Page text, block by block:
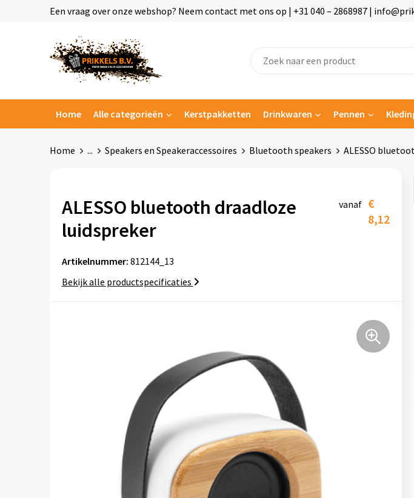
Een vraag over onze webshop? Neem contact met ons op | +31 040 – 2868987 |
Home Alle categorieën Kerstpakketten Drinkwaren Pennen
Home ... Speakers en Speakeraccessoires Bluetooth speakers ALESSO
ALESSO bluetooth draadloze
luidspreker
vanaf €
8,12
Artikelnummer: 812144_13
Bekijk alle productspecificaties